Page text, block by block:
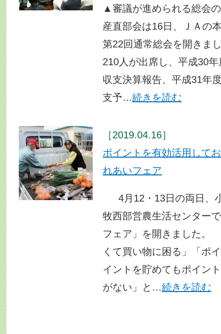
▲審議が進められる総
産直部会は16日、ＪＡの
第22回通常総会を開きま
210人が出席し、平成30
収支決算報告、平成31年
支予…続きを読む
［2019.04.16］
ポイントを有効活用して
れあいフェア
4月12・13日の両日、
牧西部営農生活センター
フェア」を開きました
くて買い物に困る」「ポ
イントを貯めてもポイン
がない」と…続きを読む